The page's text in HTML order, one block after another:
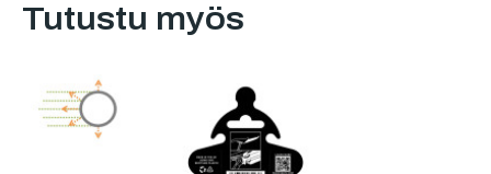
Tutustu myös